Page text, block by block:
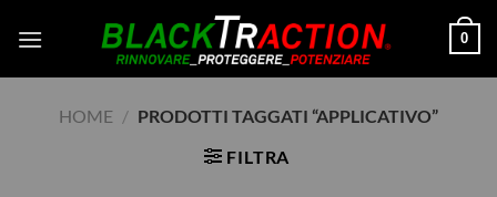
0
HOME / PRODOTTI TAGGATI “APPLICATIVO”
FILTRA